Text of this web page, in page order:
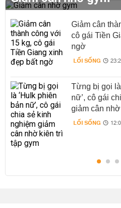
Giảm cân
cô gái Tiền
ngờ
LỐI SỐNG
Từng bị gọi
nữ’, cô gái
giảm cân
LỐI SỐNG